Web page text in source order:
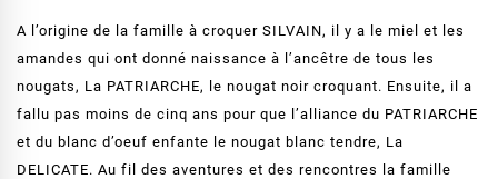
A l’origine de la famille à croquer SILVAIN, il y a le miel et les
amandes qui ont donné naissance à l’ancêtre de tous les
nougats, La PATRIARCHE, le nougat noir croquant. Ensuite, il a
fallu pas moins de cinq ans pour que l’alliance du PATRIARCHE
et du blanc d’oeuf enfante le nougat blanc tendre, La
DELICATE. Au fil des aventures et des rencontres la famille